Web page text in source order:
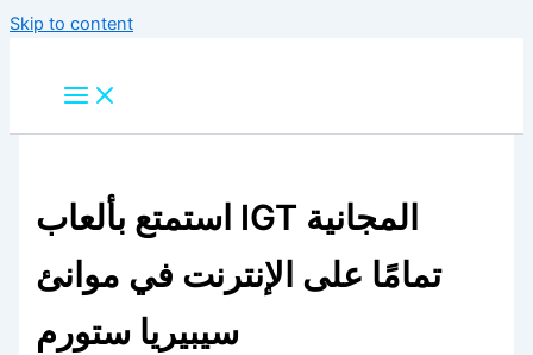
Skip to content
استمتع بألعاب IGT المجانية
تمامًا على الإنترنت في موانئ
سيبيريا ستورم